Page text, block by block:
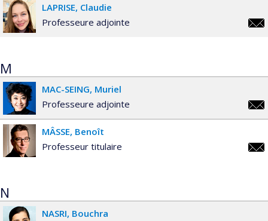
LAPRISE Claudie
Professeure adjointe
M
MAC-SEING Muriel
Professeure adjointe
MÂSSE Benoît
Professeur titulaire
N
NASRI Bouchra